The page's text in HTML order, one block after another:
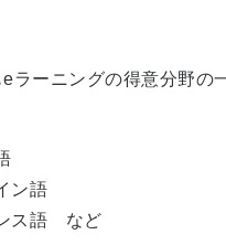
ラーニングの得意分野の
ン語
ス語 など